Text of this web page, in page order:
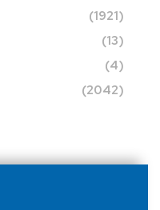
(1921)
(13)
(4)
(2042)